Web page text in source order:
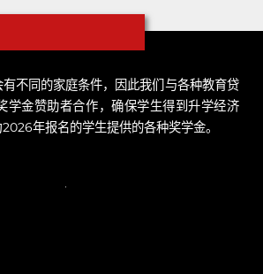
不同的家庭条件，因此我们与各种教育贷
学金赞助者合作，确保学生得到升学经济
年报名的学生提供的各种奖学金。